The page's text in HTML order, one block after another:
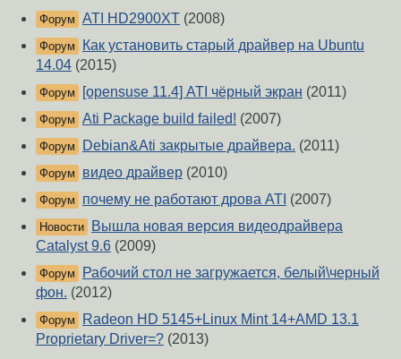
Форум ATI HD2900XT (2008)
Форум
Как установить старый драйвер на Ubuntu
14.04 (2015)
Форум [opensuse 11.4] ATI чёрный экран (2011)
Форум Ati Package build failed! (2007)
Форум Debian&Ati закрытые драйвера. (2011)
Форум видео драйвер (2010)
Форум почему не работают дрова ATI (2007)
Новости
Вышла новая версия видеодрайвера
Catalyst 9.6 (2009)
Форум
Рабочий стол не загружается, белый\черный
фон. (2012)
Форум
Radeon HD 5145+Linux Mint 14+AMD 13.1
Proprietary Driver=? (2013)